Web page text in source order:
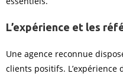
L’expérience et les
Une agence reconnue
clients positifs. L’expérience